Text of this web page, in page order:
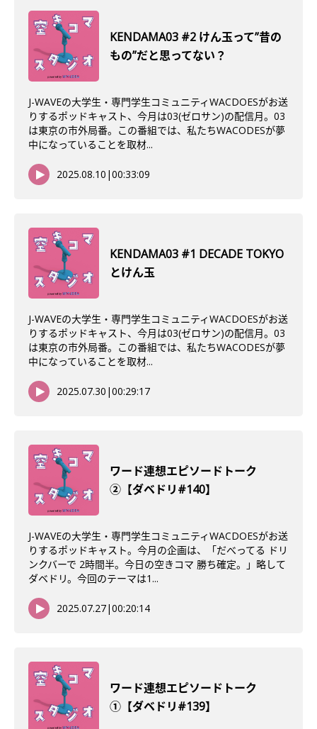
KENDAMA03 #2 けん玉って”昔の
もの”だと思ってない？
J-WAVEの大学生・専門学生コミュニティWACDOESがお送
りするポッドキャスト、今月は03(ゼロサン)の配信月。03
は東京の市外局番。この番組では、私たちWACODESが夢
中になっていることを取材...
2025.08.10 |00:33:09
KENDAMA03 #1 DECADE TOKYO
とけん玉
J-WAVEの大学生・専門学生コミュニティWACDOESがお送
りするポッドキャスト、今月は03(ゼロサン)の配信月。03
は東京の市外局番。この番組では、私たちWACODESが夢
中になっていることを取材...
2025.07.30 |00:29:17
ワード連想エピソードトーク
②【ダベドリ#140】
J-WAVEの大学生・専門学生コミュニティWACDOESがお送
りするポッドキャスト。今月の企画は、「だべってる ドリ
ンクバーで 2時間半。今日の空きコマ 勝ち確定。」略して
ダベドリ。今回のテーマは1...
2025.07.27|00:20:14
ワード連想エピソードトーク
①【ダベドリ#139】